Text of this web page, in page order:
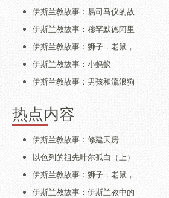
伊斯兰教故事：易司马仪的故
伊斯兰教故事：穆罕默德阿里
伊斯兰教故事：狮子，老鼠，
伊斯兰教故事：小蚂蚁
伊斯兰教故事：男孩和流浪狗
热点内容
伊斯兰教故事：修建天房
以色列的祖先叶尔孤白（上）
伊斯兰教故事：狮子，老鼠，
伊斯兰教故事：伊斯兰教中的